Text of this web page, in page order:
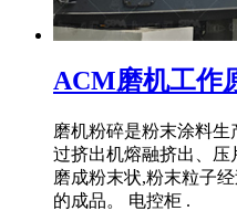
ACM磨机工作
磨机粉碎是粉末涂料
过挤出机熔融挤出、
磨成粉末状,粉末粒子
的成品。 电控柜 .